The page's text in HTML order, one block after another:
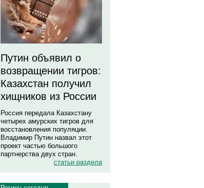
Путин объявил о
возвращении тигров:
Казахстан получил
хищников из России
Россия передала Казахстану
четырех амурских тигров для
восстановления популяции.
Владимир Путин назвал этот
проект частью большого
партнерства двух стран.
статьи раздела